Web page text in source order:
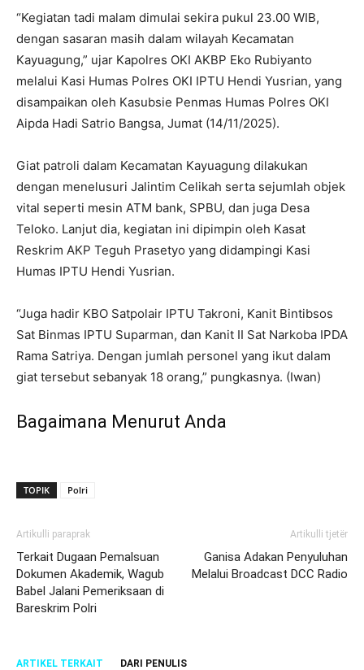
“Kegiatan tadi malam dimulai sekira pukul 23.00 WIB,
dengan sasaran masih dalam wilayah Kecamatan
Kayuagung,” ujar Kapolres OKI AKBP Eko Rubiyanto
melalui Kasi Humas Polres OKI IPTU Hendi Yusrian, yang
disampaikan oleh Kasubsie Penmas Humas Polres OKI
Aipda Hadi Satrio Bangsa, Jumat (14/11/2025).
Giat patroli dalam Kecamatan Kayuagung dilakukan
dengan menelusuri Jalintim Celikah serta sejumlah objek
vital seperti mesin ATM bank, SPBU, dan juga Desa
Teloko. Lanjut dia, kegiatan ini dipimpin oleh Kasat
Reskrim AKP Teguh Prasetyo yang didampingi Kasi
Humas IPTU Hendi Yusrian.
“Juga hadir KBO Satpolair IPTU Takroni, Kanit Bintibsos
Sat Binmas IPTU Suparman, dan Kanit II Sat Narkoba IPDA
Rama Satriya. Dengan jumlah personel yang ikut dalam
giat tersebut sebanyak 18 orang,” pungkasnya. (Iwan)
Bagaimana Menurut Anda
TOPIK Polri
Artikulli paraprak
Terkait Dugaan Pemalsuan
Dokumen Akademik, Wagub
Babel Jalani Pemeriksaan di
Bareskrim Polri
Artikulli tjetër
Ganisa Adakan Penyuluhan
Melalui Broadcast DCC Radio
ARTIKEL TERKAIT DARI PENULIS